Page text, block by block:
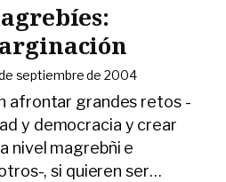
septiembre de 2004
afrontar grandes retos -
y democracia y crear
nivel magrebñi e
, si quieren ser…